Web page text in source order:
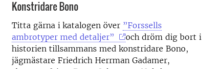
Konstridare Bono
Titta gärna i katalogen över ”Forssells
ambrotyper med detaljer”
och dröm dig bort i
historien tillsammans med konstridare Bono,
jägmästare Friedrich Herrman Gadamer,